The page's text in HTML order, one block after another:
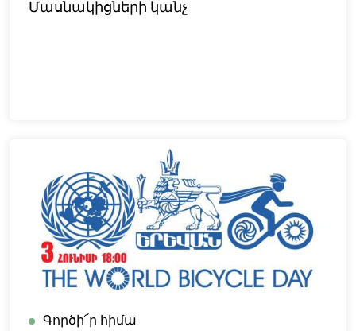
են բոլորի համար: Բայց առաջընթացը
Ի՞նչ կարող ենք ակնկալել, երբ
միլիոնավոր մարդիկ միասին գործեն
համընդհանուր ապագայի համար:
Շատ բան: Միացե՛ք արշավին՝ ավելին
իմանալու և քայլեր ձեռնարկելու
համար:
Մասնակիցների կանչ
Գործի՜ր հիմա